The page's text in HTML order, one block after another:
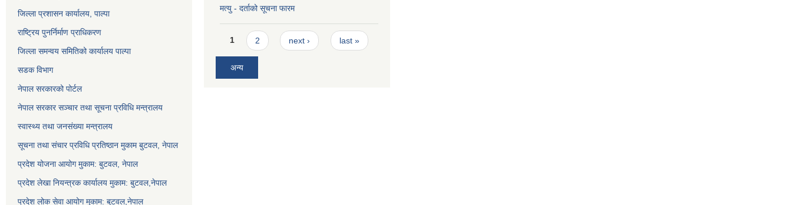
जिल्ला प्रशासन कार्यालय, पाल्पा
राष्ट्रिय पुनर्निर्माण प्राधिकरण
जिल्ला समन्वय समितिको कार्यालय पाल्पा
सडक विभाग
नेपाल सरकारको पोर्टल
नेपाल सरकार सञ्‍चार तथा सूचना प्रविधि मन्त्रालय
स्वास्थ्य तथा जनसंख्या मन्त्रालय
सूचना तथा संचार प्रविधि प्रतिष्ठान मुकाम बुटवल, नेपाल
प्रदेश योजना आयोग मुकाम: बुटवल, नेपाल
प्रदेश लेखा नियन्त्रक कार्यालय मुकाम: बुटवल,नेपाल
प्रदेश लोक सेवा आयोग मुकाम: बुटवल,नेपाल
मत्यु - दर्ताको सूचना फारम
Pages
1 2 next › last »
अन्य